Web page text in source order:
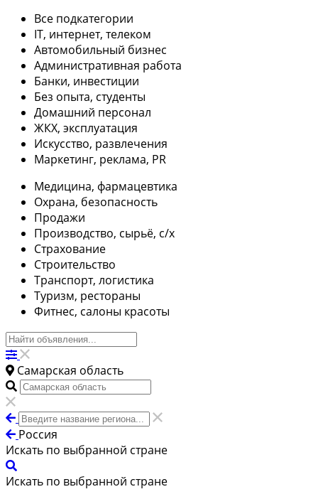
Все подкатегории
IT, интернет, телеком
Автомобильный бизнес
Административная работа
Банки, инвестиции
Без опыта, студенты
Домашний персонал
ЖКХ, эксплуатация
Искусство, развлечения
Маркетинг, реклама, PR
Медицина, фармацевтика
Охрана, безопасность
Продажи
Производство, сырьё, с/х
Страхование
Строительство
Транспорт, логистика
Туризм, рестораны
Фитнес, салоны красоты
Самарская область
Россия
Искать по выбранной стране
Искать по выбранной стране